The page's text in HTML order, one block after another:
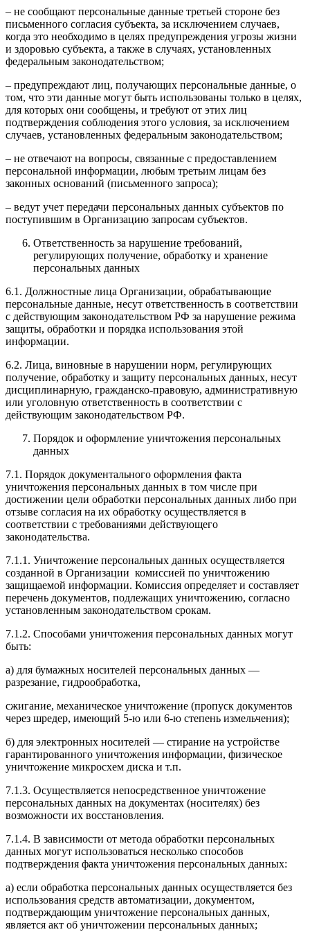
– не сообщают персональные данные третьей стороне без
письменного согласия субъекта, за исключением случаев,
когда это необходимо в целях предупреждения угрозы жизни
и здоровью субъекта, а также в случаях, установленных
федеральным законодательством;
– предупреждают лиц, получающих персональные данные, о
том, что эти данные могут быть использованы только в целях,
для которых они сообщены, и требуют от этих лиц
подтверждения соблюдения этого условия, за исключением
случаев, установленных федеральным законодательством;
– не отвечают на вопросы, связанные с предоставлением
персональной информации, любым третьим лицам без
законных оснований (письменного запроса);
– ведут учет передачи персональных данных субъектов по
поступившим в Организацию запросам субъектов.
Ответственность за нарушение требований,
регулирующих получение, обработку и хранение
персональных данных
6.1. Должностные лица Организации, обрабатывающие
персональные данные, несут ответственность в соответствии
с действующим законодательством РФ за нарушение режима
защиты, обработки и порядка использования этой
информации.
6.2. Лица, виновные в нарушении норм, регулирующих
получение, обработку и защиту персональных данных, несут
дисциплинарную, гражданско-правовую, административную
или уголовную ответственность в соответствии с
действующим законодательством РФ.
Порядок и оформление уничтожения персональных
данных
7.1. Порядок документального оформления факта
уничтожения персональных данных в том числе при
достижении цели обработки персональных данных либо при
отзыве согласия на их обработку осуществляется в
соответствии с требованиями действующего
законодательства.
7.1.1. Уничтожение персональных данных осуществляется
созданной в Организации комиссией по уничтожению
защищаемой информации. Комиссия определяет и составляет
перечень документов, подлежащих уничтожению, согласно
установленным законодательством срокам.
7.1.2. Способами уничтожения персональных данных могут
быть:
а) для бумажных носителей персональных данных —
разрезание, гидрообработка,
сжигание, механическое уничтожение (пропуск документов
через шредер, имеющий 5-ю или 6-ю степень измельчения);
б) для электронных носителей — стирание на устройстве
гарантированного уничтожения информации, физическое
уничтожение микросхем диска и т.п.
7.1.3. Осуществляется непосредственное уничтожение
персональных данных на документах (носителях) без
возможности их восстановления.
7.1.4. В зависимости от метода обработки персональных
данных могут использоваться несколько способов
подтверждения факта уничтожения персональных данных:
а) если обработка персональных данных осуществляется без
использования средств автоматизации, документом,
подтверждающим уничтожение персональных данных,
является акт об уничтожении персональных данных;